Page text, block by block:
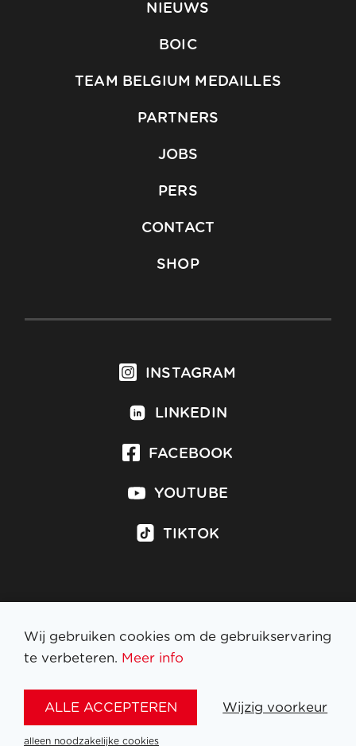
NIEUWS
BOIC
TEAM BELGIUM MEDAILLES
PARTNERS
JOBS
PERS
CONTACT
SHOP
INSTAGRAM
LINKEDIN
FACEBOOK
YOUTUBE
TIKTOK
Inschrijven op nieuwsbrief
Wij gebruiken cookies om de gebruikservaring
te verbeteren. Meer info
ALLE ACCEPTEREN Wijzig voorkeur
alleen noodzakelijke cookies